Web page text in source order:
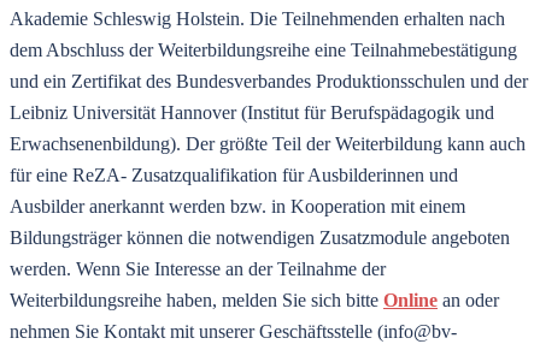
Akademie Schleswig Holstein. Die Teilnehmenden erhalten nach
dem Abschluss der Weiterbildungsreihe eine Teilnahmebestätigung
und ein Zertifikat des Bundesverbandes Produktionsschulen und der
Leibniz Universität Hannover (Institut für Berufspädagogik und
Erwachsenenbildung). Der größte Teil der Weiterbildung kann auch
für eine ReZA- Zusatzqualifikation für Ausbilderinnen und
Ausbilder anerkannt werden bzw. in Kooperation mit einem
Bildungsträger können die notwendigen Zusatzmodule angeboten
werden. Wenn Sie Interesse an der Teilnahme der
Weiterbildungsreihe haben, melden Sie sich bitte Online an oder
nehmen Sie Kontakt mit unserer Geschäftsstelle (info@bv-